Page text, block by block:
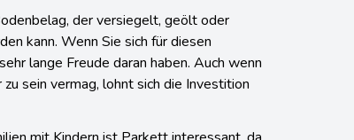
der versiegelt, geölt oder
kann. Wenn Sie sich für diesen
lange Freude daran haben. Auch wenn
sein vermag, lohnt sich die Investition